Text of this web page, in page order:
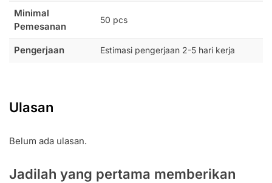
Minimal
Pemesanan
50 pcs
Pengerjaan Estimasi pengerjaan 2-5 hari kerja
Ulasan
Belum ada ulasan.
Jadilah yang pertama memberikan